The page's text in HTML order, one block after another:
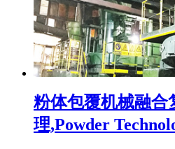
粉体包覆机械融合
理,Powder